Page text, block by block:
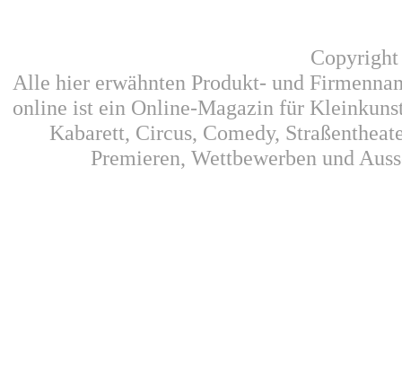
Alle hier erwähnten Produkt- und
online ist ein Online-Magazin für
Kabarett, Circus, Comedy,
Premieren, Wettbewerben und